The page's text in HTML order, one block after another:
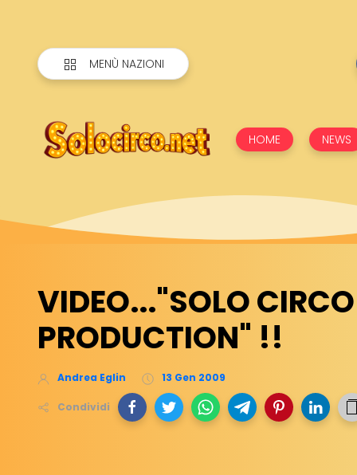
MENÙ NAZIONI
HOME NEWS
VIDEO..."SOLO CIRCO
PRODUCTION" !!
Andrea Eglin 13 Gen 2009
Condividi